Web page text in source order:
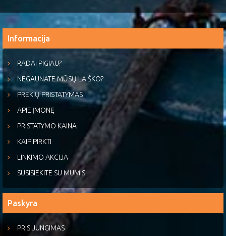
Informacija
RADAI PIGIAU?
NEGAUNATE MŪSŲ LAIŠKO?
PREKIŲ PRISTATYMAS
APIE ĮMONĘ
PRISTATYMO KAINA
KAIP PIRKTI
LINKIMO AKCIJA
SUSISIEKITE SU MUMIS
Paskyra
PRISIJUNGIMAS